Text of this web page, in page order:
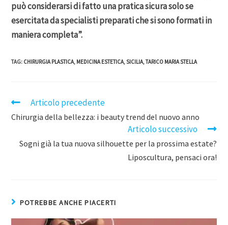
può considerarsi di fatto una pratica sicura solo se
esercitata da specialisti preparati che si sono formati in
maniera completa”.
TAG: CHIRURGIA PLASTICA, MEDICINA ESTETICA,SICILIA,TARICO MARIA STELLA
Articolo precedente
Chirurgia della bellezza: i beauty trend del nuovo anno
Articolo successivo
Sogni già la tua nuova silhouette per la prossima estate?
Liposcultura, pensaci ora!
POTREBBE ANCHE PIACERTI